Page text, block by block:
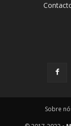
Sobre